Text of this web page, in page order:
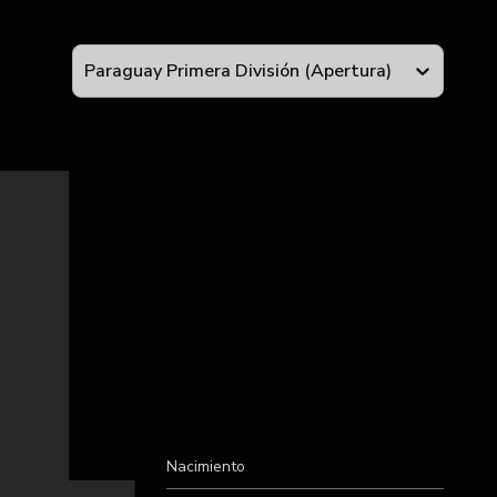
Paraguay Primera División (Apertura)
Nacimiento